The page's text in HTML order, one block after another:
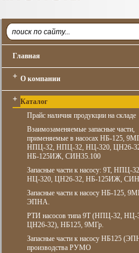
Главная
+ О компании
+ Каталог
Прайс наличия продукции на складе
Взаимозаменяемые запасные части,
применяемые в насосах НБ-125,
НПЦ-32, НПЦ-32, НЦ-320, ЦН26-
НБ-125ИЖ, СИН35.100
Запасные части к насосу: 9Т, НПЦ-
НЦ-320, ЦН26-32, НБ-125ИЖ,
Запасные части к насосу НБ-125,
ЭПНА.
РТИ насосов типа 9Т (НПЦ-32, НЦ-
ЦН26-32), НБ125, 9МГр.
Запасные части к насосу НБ125
производства РУМО